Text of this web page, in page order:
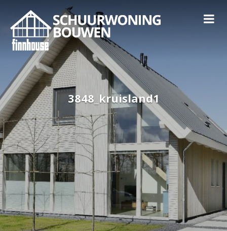
3848_kruisland1